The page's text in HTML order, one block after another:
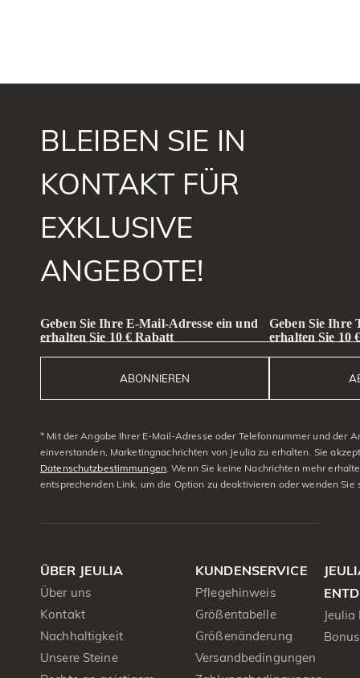
BLEIBEN SIE IN
KONTAKT FÜR
EXKLUSIVE
ANGEBOTE!
Geben Sie Ihre E-Mail-Adresse ein und
erhalten Sie 10 € Rabatt
ABONNIEREN
Geben Sie Ihre
erhalten Sie 10
* Mit der Angabe Ihrer E-Mail-Adresse oder Telefonnummer und der
einverstanden, Marketingnachrichten von Jeulia zu erhalten. Sie
Datenschutzbestimmungen. Wenn Sie keine Nachrichten mehr
entsprechenden Link, um die Option zu deaktivieren oder wenden Sie
ÜBER JEULIA
Über uns
Kontakt
Nachhaltigkeit
Unsere Steine
KUNDENSERVICE
Pflegehinweis
Größentabelle
Größenänderung
Versandbedingungen
Jeulia